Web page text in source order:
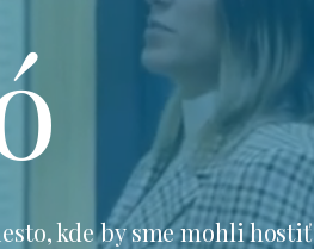
kde by sme mohli hostiť